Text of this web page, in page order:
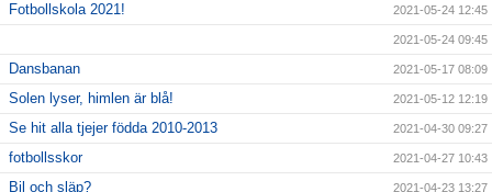
Fotbollskola 2021! 2021-05-24 12:45
2021-05-24 09:45
Dansbanan 2021-05-17 08:09
Solen lyser, himlen är blå! 2021-05-12 12:19
Se hit alla tjejer födda 2010-2013 2021-04-30 09:27
fotbollsskor 2021-04-27 10:43
Bil och släp? 2021-04-23 13:27